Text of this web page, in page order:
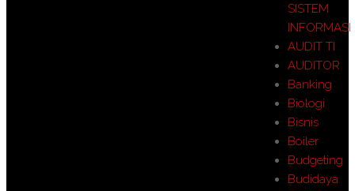
SISTEM
INFORMASI
AUDIT TI
AUDITOR
Banking
Biologi
Bisnis
Boiler
Budgeting
Budidaya